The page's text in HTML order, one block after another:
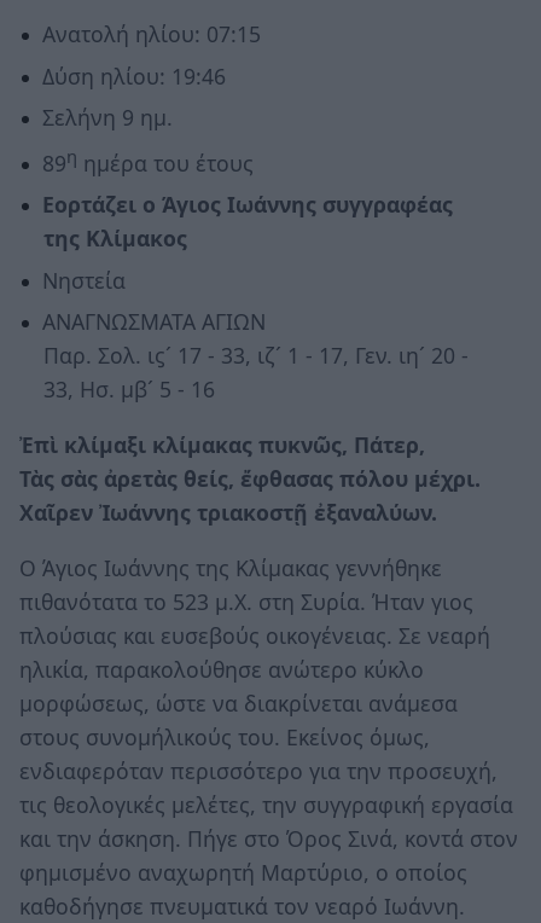
Ανατολή ηλίου: 07:15
Δύση ηλίου: 19:46
Σελήνη 9 ημ.
89η ημέρα του έτους
Εορτάζει ο Άγιος Ιωάννης συγγραφέας
της Κλίμακος
Νηστεία
ΑΝΑΓΝΩΣΜΑΤΑ ΑΓΙΩΝ
Παρ. Σολ. ιϛ´ 17 - 33, ιζ´ 1 - 17, Γεν. ιη´ 20 -
33, Ησ. μβ´ 5 - 16
Ἐπὶ κλίμαξι κλίμακας πυκνῶς, Πάτερ,
Τὰς σὰς ἀρετὰς θείς, ἔφθασας πόλου μέχρι.
Χαῖρεν Ἰωάννης τριακοστῇ ἐξαναλύων.
Ο Άγιος Ιωάννης της Κλίμακας γεννήθηκε
πιθανότατα το 523 μ.Χ. στη Συρία. Ήταν γιος
πλούσιας και ευσεβούς οικογένειας. Σε νεαρή
ηλικία, παρακολούθησε ανώτερο κύκλο
μορφώσεως, ώστε να διακρίνεται ανάμεσα
στους συνομήλικούς του. Εκείνος όμως,
ενδιαφερόταν περισσότερο για την προσευχή,
τις θεολογικές μελέτες, την συγγραφική εργασία
και την άσκηση. Πήγε στο Όρος Σινά, κοντά στον
φημισμένο αναχωρητή Μαρτύριο, ο οποίος
καθοδήγησε πνευματικά τον νεαρό Ιωάννη.